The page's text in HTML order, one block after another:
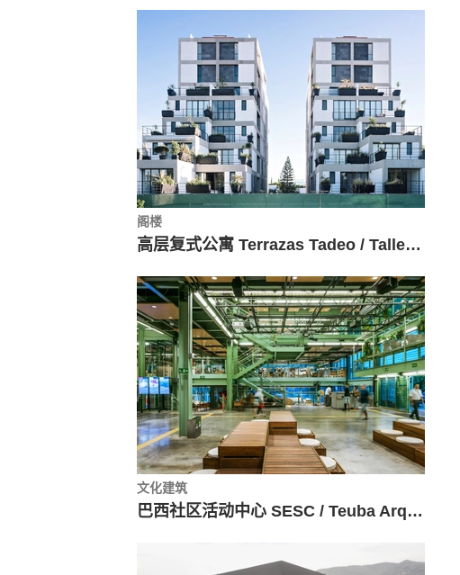
阁楼
高层复式公寓 Terrazas Tadeo / Taller Eduardo Audirac + Enrique Ramon Ríos
文化建筑
巴西社区活动中心 SESC / Teuba Arquitetura e Urbanismo